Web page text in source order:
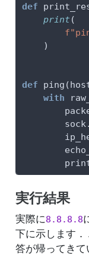
def
print (
    )
def
with
実行結果
実際に8.8.8.8
下に示します
答が帰ってきて